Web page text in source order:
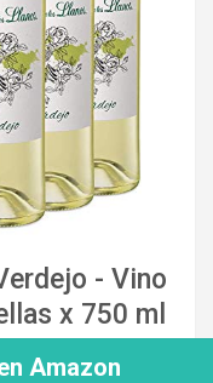
- Vino
x 750 ml
Amazon